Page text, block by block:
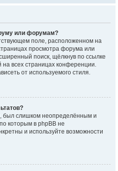
или форумам?
поле, расположенном на
просмотра форума или
поиск, щёлкнув по ссылке
всех страницах конференции.
от используемого стиля.
был слишком неопределённым и
которым в phpBB не
и используйте возможности